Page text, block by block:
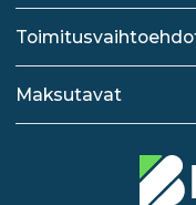
Maksutavat